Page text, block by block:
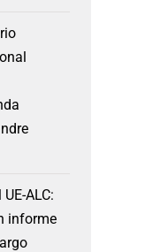
ALC:
informe